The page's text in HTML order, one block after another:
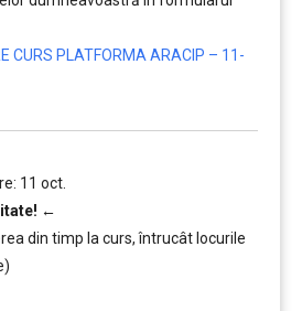
CURS PLATFORMA ARACIP – 11-
11 oct.
←
din timp la curs, întrucât locurile